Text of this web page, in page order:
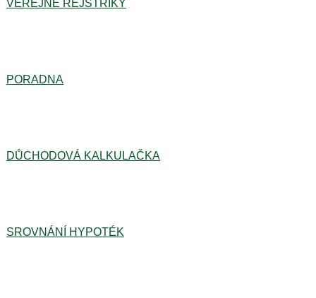
VEŘEJNÉ REJSTŘÍKY
PORADNA
DŮCHODOVÁ KALKULAČKA
SROVNÁNÍ HYPOTÉK